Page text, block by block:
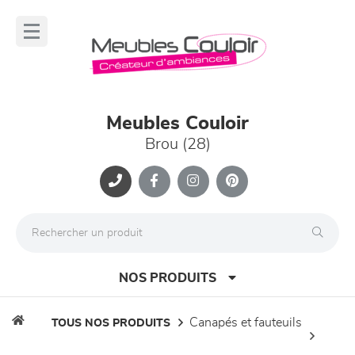
Meubles Couloir
Brou (28)
NOS PRODUITS
TOUS NOS PRODUITS canapés et fauteuils